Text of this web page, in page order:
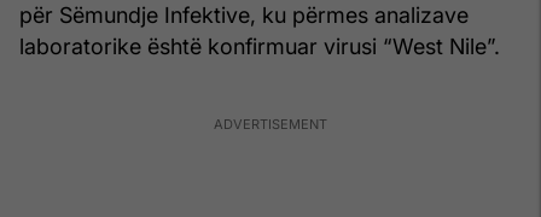
për Sëmundje Infektive, ku përmes analizave
laboratorike është konfirmuar virusi “West Nile”.